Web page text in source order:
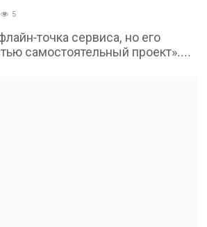
5
точка сервиса, но его
самостоятельный проект»....